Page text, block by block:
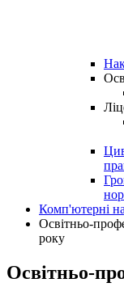
Комп'ютерні
Освітньо-
року
Освітньо-